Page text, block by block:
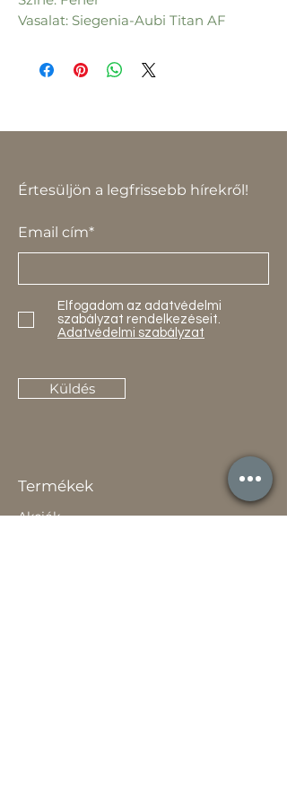
Vasalat: Siegenia-Aubi Titan AF
Értesüljön a legfrissebb hírekről!
Email cím*
Elfogadom az adatvédelmi
szabályzat rendelkezéseit.
Adatvédelmi szabályzat
Küldés
Termékek
Akciók